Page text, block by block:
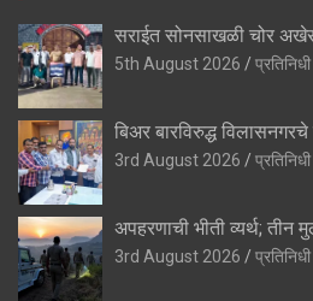
सराईत सोनसाखळी चोर
5th August 2026 प्रतिनिधी
बिअर बारविरुद्ध
3rd August 2026 प्रतिनिधी
अपहरणाची भीती व्यर्थ; तीन
3rd August 2026 प्रतिनिधी